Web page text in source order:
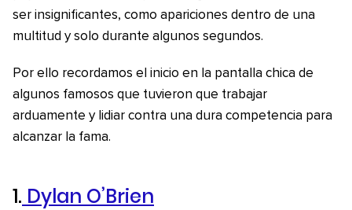
ser insignificantes, como apariciones dentro de una
multitud y solo durante algunos segundos.
Por ello recordamos el inicio en la pantalla chica de
algunos famosos que tuvieron que trabajar
arduamente y lidiar contra una dura competencia para
alcanzar la fama.
1. Dylan O’Brien